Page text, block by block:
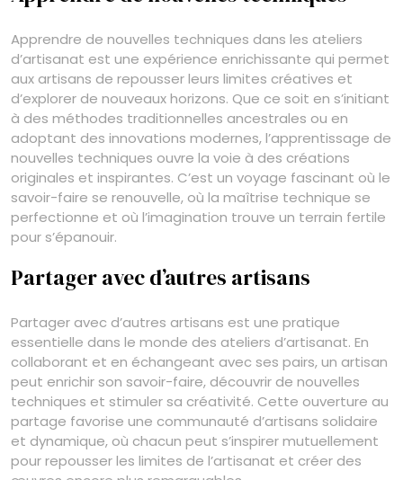
Apprendre de nouvelles techniques dans les ateliers
d’artisanat est une expérience enrichissante qui permet
aux artisans de repousser leurs limites créatives et
d’explorer de nouveaux horizons. Que ce soit en s’initiant
à des méthodes traditionnelles ancestrales ou en
adoptant des innovations modernes, l’apprentissage de
nouvelles techniques ouvre la voie à des créations
originales et inspirantes. C’est un voyage fascinant où le
savoir-faire se renouvelle, où la maîtrise technique se
perfectionne et où l’imagination trouve un terrain fertile
pour s’épanouir.
Partager avec d’autres artisans
Partager avec d’autres artisans est une pratique
essentielle dans le monde des ateliers d’artisanat. En
collaborant et en échangeant avec ses pairs, un artisan
peut enrichir son savoir-faire, découvrir de nouvelles
techniques et stimuler sa créativité. Cette ouverture au
partage favorise une communauté d’artisans solidaire
et dynamique, où chacun peut s’inspirer mutuellement
pour repousser les limites de l’artisanat et créer des